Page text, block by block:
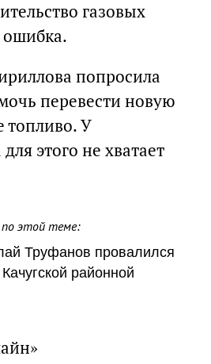
газовых
ошибка.
попросила
перевести новую
топливо. У
этого не хватает
этой теме:
Труфанов провалился
районной